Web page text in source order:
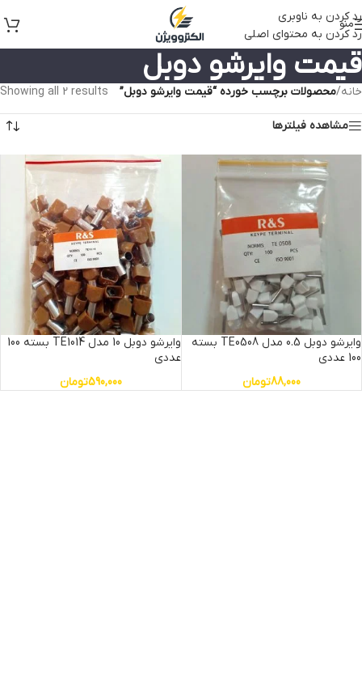
رد کردن به ناوبری
رد کردن به محتوای اصلی
منو
قیمت وایرشو دوبل
خانه/محصولات برچسب خورده “قیمت وایرشو دوبل” Showing all 2 results
مشاهده فیلترها
وایرشو دوبل 0.5 مدل TE0508 بسته
100 عددی
88,000تومان
وایرشو دوبل 10 مدل TE1014 بسته 100
عددی
590,000تومان